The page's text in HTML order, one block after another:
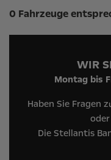
Suchergebnisse
0 Fahrzeuge
WIR
Montag bis
Haben Sie Fragen
Die Stellantis